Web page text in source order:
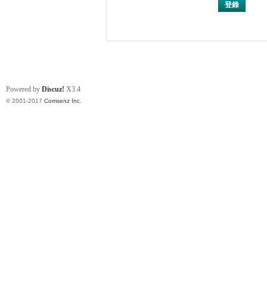
登錄
Powered by Discuz! X3.4
© 2001-2017 Comsenz Inc.